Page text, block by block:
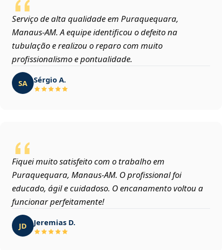
Serviço de alta qualidade em Puraquequara,
Manaus‑AM. A equipe identificou o defeito na
tubulação e realizou o reparo com muito
profissionalismo e pontualidade.
SA Sérgio A.
Fiquei muito satisfeito com o trabalho em
Puraquequara, Manaus‑AM. O profissional foi
educado, ágil e cuidadoso. O encanamento voltou a
funcionar perfeitamente!
JD Jeremias D.